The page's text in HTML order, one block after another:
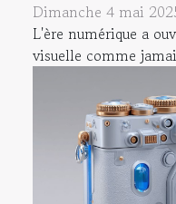
Dimanche 4 mai
L'ère numérique a
visuelle comme